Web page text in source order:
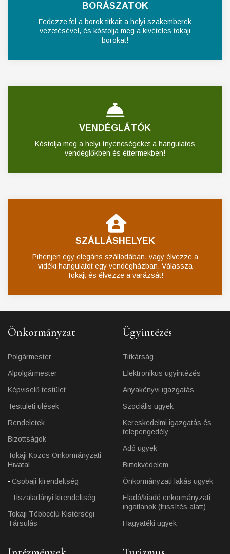
BORÁSZATOK
Fedezze fel a borok titkait a helyi szakemberek
vezetésével, és kóstolja meg a kivételes tokaji
borokat!
VENDÉGLÁTÓK
Kóstolja meg a helyi ínyencségeket a hangulatos
vendéglőkben és éttermekben!
SZÁLLÁSHELYEK
Pihenjen egy elegáns szállodában, vagy élvezze a
vidéki hangulatot egy vendégházban. Válassza
Tokajt és élvezze a varázsát!
Önkormányzat
Polgármester
Alpolgármester
Képviselő testület
Testületi ülések
Rendeletek
Bizottságok
Tokaji Közös Önkormányzati
Hivatal
Csobaji kirendeltség
Tiszaladányi kirendeltség
Tokaji Többcélú Kistérségi
Társulás
Ügyintézés
Titkárság
Elektronikus ügyintézés
Anyakönyvi igazgatás
Szociális ügyek
Kereskedelmi igazgatás és
telepengedély
Adó ügyek
Birtokvédelem
Önkormányzati lakás ügyek
Eladó/kiadó önkormányzati
ingatlanok (frissítés alatt)
Hagyatéki ügyek